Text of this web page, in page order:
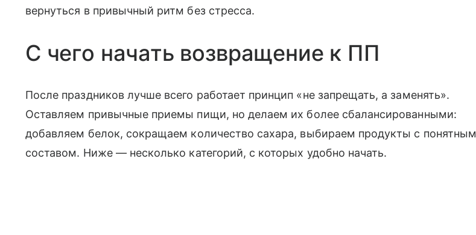
вернуться в привычный ритм без стресса.
С чего начать возвращение к ПП
После праздников лучше всего работает принцип «не запрещать, а заменять».
Оставляем привычные приемы пищи, но делаем их более сбалансированными:
добавляем белок, сокращаем количество сахара, выбираем продукты с понятным
составом. Ниже — несколько категорий, с которых удобно начать.